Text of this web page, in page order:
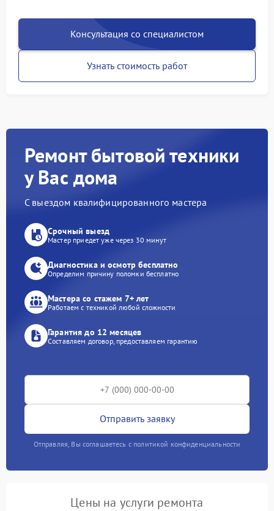
Консультация со специалистом
Узнать стоимость работ
Ремонт бытовой техники
у Вас дома
С выездом квалифицированного мастера
Срочный выезд
Мастер приедет уже через 30 минут
Диагностика и осмотр бесплатно
Определим причину поломки бесплатно
Мастера со стажем 7+ лет
Работаем с техникой любой сложности
Гарантия до 12 месяцев
Составляем договор, предоставляем гарантию
Отправить заявку
Отправляя, Вы соглашаетесь с политикой конфиденциальности
Цены на услуги ремонта